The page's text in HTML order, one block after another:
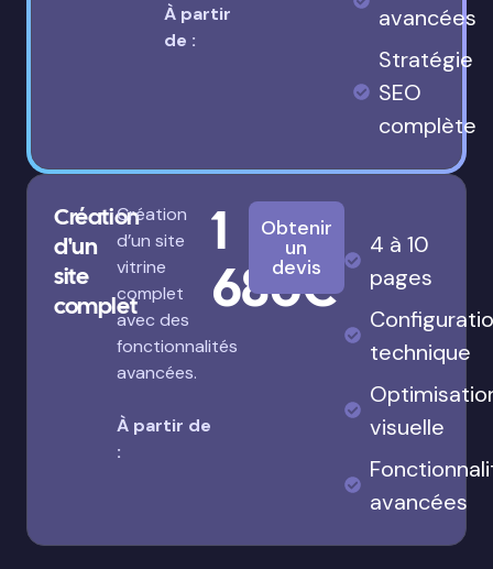
À partir
de :
avancées
Stratégie
SEO
complète
Création
d'un
site
complet
Création
d’un site
vitrine
complet
avec des
fonctionnalités
avancées.
À partir de
:
1
680€
Obtenir
un
devis
4 à 10
pages
technique
visuelle
avancées